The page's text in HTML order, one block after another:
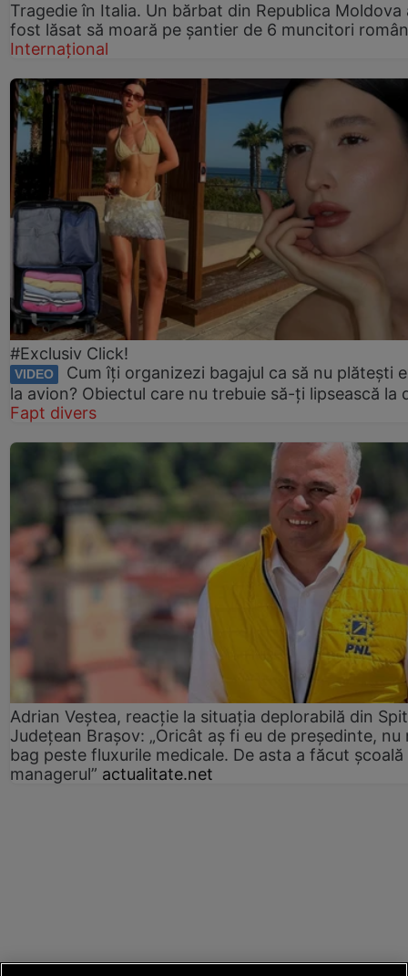
Tragedie în Italia. Un bărbat din Republica Moldova
fost lăsat să moară pe șantier de 6 muncitori
Internațional
#Exclusiv Click!
VIDEO
Cum îți organizezi bagajul ca să nu plătești
la avion? Obiectul care nu trebuie să-ți lipsească la
Fapt divers
Adrian Veștea, reacție la situația deplorabilă din
Județean Brașov: „Oricât aș fi eu de președinte, nu
bag peste fluxurile medicale. De asta a făcut școală
managerul” actualitate.net